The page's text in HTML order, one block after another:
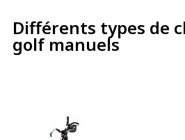
Différents types de
golf manuels